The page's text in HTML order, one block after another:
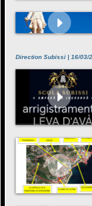
Direction Subissi | 16/03/